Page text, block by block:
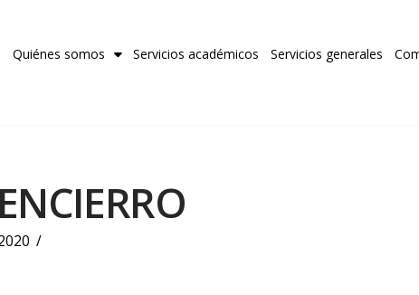
Quiénes somos Servicios académicos Servicios generales